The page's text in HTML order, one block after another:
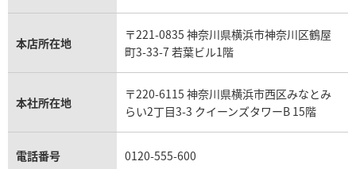
カルティエ買取
フランク ミュラー買取
リシャール・ミル買取
パネライ買取
チューダー（チュードル）買取
本店所在地
〒221-0835 神奈川県横浜市神奈川区鶴屋
町3-33-7 若葉ビル1階
本社所在地
〒220-6115 神奈川県横浜市西区みなとみ
らい2丁目3-3 クイーンズタワーB 15階
電話番号 0120-555-600